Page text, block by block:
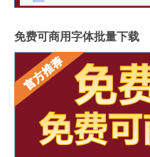
免费可商用字体批量下载